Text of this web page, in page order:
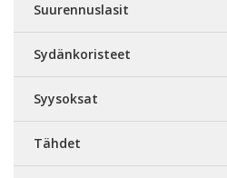
Suurennuslasit
Sydänkoristeet
Syysoksat
Tähdet